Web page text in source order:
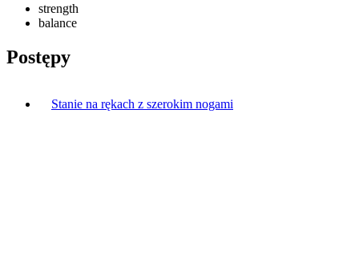
strength
balance
Postępy
Stanie na rękach z szerokim nogami